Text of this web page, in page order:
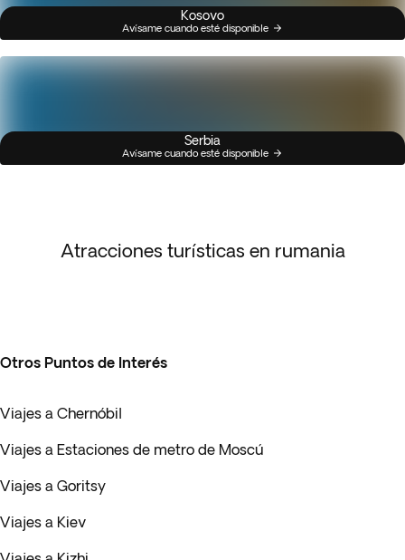
Kosovo
Avísame cuando esté disponible
Serbia
Avísame cuando esté disponible
Atracciones turísticas en rumania
Otros Puntos de Interés
Viajes a Chernóbil
Viajes a Estaciones de metro de Moscú
Viajes a Goritsy
Viajes a Kiev